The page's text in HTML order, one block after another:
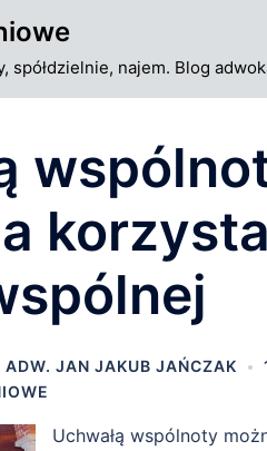
spółdzielnie, najem. Blog
ADW. JAN JAKUB JAŃCZAK
Uchwałą wspólnoty